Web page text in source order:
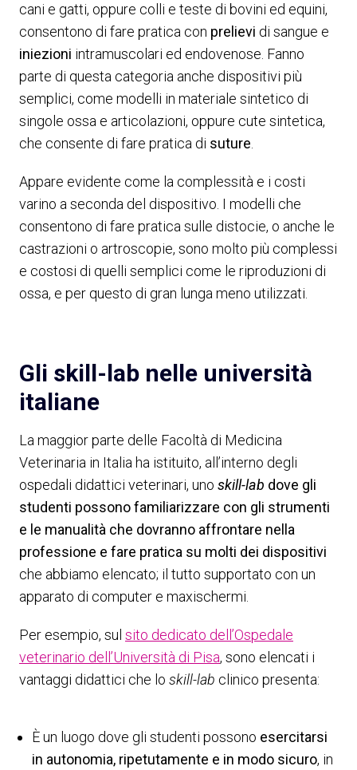
cani e gatti, oppure colli e teste di bovini ed equini,
consentono di fare pratica con prelievi di sangue e
iniezioni intramuscolari ed endovenose. Fanno
parte di questa categoria anche dispositivi più
semplici, come modelli in materiale sintetico di
singole ossa e articolazioni, oppure cute sintetica,
che consente di fare pratica di suture.
Appare evidente come la complessità e i costi
varino a seconda del dispositivo. I modelli che
consentono di fare pratica sulle distocie, o anche le
castrazioni o artroscopie, sono molto più complessi
e costosi di quelli semplici come le riproduzioni di
ossa, e per questo di gran lunga meno utilizzati.
Gli skill-lab nelle università
italiane
La maggior parte delle Facoltà di Medicina
Veterinaria in Italia ha istituito, all’interno degli
ospedali didattici veterinari, uno skill-lab dove gli
studenti possono familiarizzare con gli strumenti
e le manualità che dovranno affrontare nella
professione e fare pratica su molti dei dispositivi
che abbiamo elencato; il tutto supportato con un
apparato di computer e maxischermi.
Per esempio, sul sito dedicato dell’Ospedale
veterinario dell’Università di Pisa, sono elencati i
vantaggi didattici che lo skill-lab clinico presenta:
È un luogo dove gli studenti possono esercitarsi
in autonomia, ripetutamente e in modo sicuro, in